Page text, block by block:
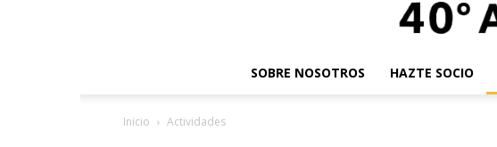
SOBRE NOSOTROS HAZTE SOCIO
Inicio Actividades